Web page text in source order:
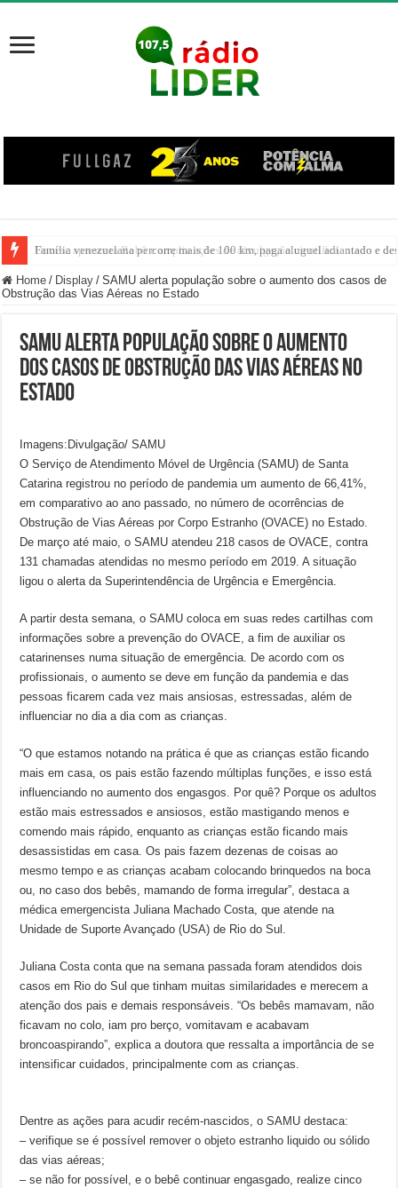
Família venezuelana percorre mais de 100 km, paga aluguel adiantado e
Home / Display / SAMU alerta população sobre o aumento dos casos de
Obstrução das Vias Aéreas no Estado
SAMU alerta população sobre o aumento
dos casos de Obstrução das Vias Aéreas no
Estado
Imagens:Divulgação/ SAMU
O Serviço de Atendimento Móvel de Urgência (SAMU) de Santa
Catarina registrou no período de pandemia um aumento de 66,41%,
em comparativo ao ano passado, no número de ocorrências de
Obstrução de Vias Aéreas por Corpo Estranho (OVACE) no Estado.
De março até maio, o SAMU atendeu 218 casos de OVACE, contra
131 chamadas atendidas no mesmo período em 2019. A situação
ligou o alerta da Superintendência de Urgência e Emergência.
A partir desta semana, o SAMU coloca em suas redes cartilhas com
informações sobre a prevenção do OVACE, a fim de auxiliar os
catarinenses numa situação de emergência. De acordo com os
profissionais, o aumento se deve em função da pandemia e das
pessoas ficarem cada vez mais ansiosas, estressadas, além de
influenciar no dia a dia com as crianças.
“O que estamos notando na prática é que as crianças estão ficando
mais em casa, os pais estão fazendo múltiplas funções, e isso está
influenciando no aumento dos engasgos. Por quê? Porque os adultos
estão mais estressados e ansiosos, estão mastigando menos e
comendo mais rápido, enquanto as crianças estão ficando mais
desassistidas em casa. Os pais fazem dezenas de coisas ao
mesmo tempo e as crianças acabam colocando brinquedos na boca
ou, no caso dos bebês, mamando de forma irregular”, destaca a
médica emergencista Juliana Machado Costa, que atende na
Unidade de Suporte Avançado (USA) de Rio do Sul.
Juliana Costa conta que na semana passada foram atendidos dois
casos em Rio do Sul que tinham muitas similaridades e merecem a
atenção dos pais e demais responsáveis. “Os bebês mamavam, não
ficavam no colo, iam pro berço, vomitavam e acabavam
broncoaspirando”, explica a doutora que ressalta a importância de se
intensificar cuidados, principalmente com as crianças.
Dentre as ações para acudir recém-nascidos, o SAMU destaca:
– verifique se é possível remover o objeto estranho liquido ou sólido
das vias aéreas;
– se não for possível, e o bebê continuar engasgado, realize cinco